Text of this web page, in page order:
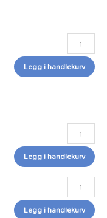
67918
antall
Legg i handlekurv
Legg i handlekurv
Legg i handlekurv